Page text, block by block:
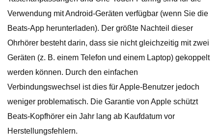
Verwendung mit Android-Geräten verfügbar (wenn Sie die
Beats-App herunterladen). Der größte Nachteil dieser
Ohrhörer besteht darin, dass sie nicht gleichzeitig mit zwei
Geräten (z. B. einem Telefon und einem Laptop) gekoppelt
werden können. Durch den einfachen
Verbindungswechsel ist dies für Apple-Benutzer jedoch
weniger problematisch. Die Garantie von Apple schützt
Beats-Kopfhörer ein Jahr lang ab Kaufdatum vor
Herstellungsfehlern.